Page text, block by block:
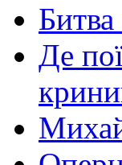
Де